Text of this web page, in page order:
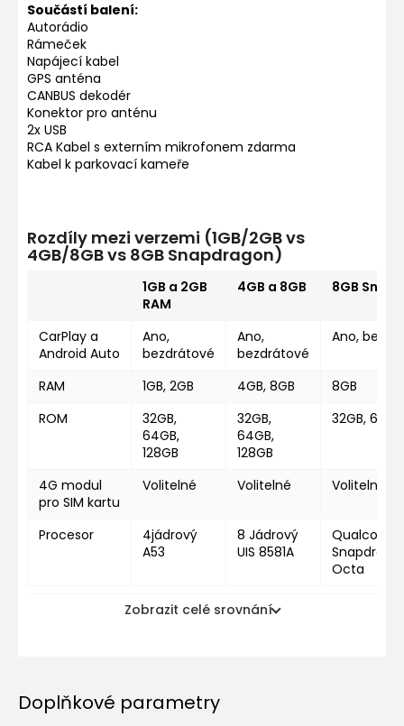
Součástí balení:
Autorádio
Rámeček
Napájecí kabel
GPS anténa
CANBUS dekodér
Konektor pro anténu
2x USB
RCA Kabel s externím mikrofonem zdarma
Kabel k parkovací kameře
Rozdíly mezi verzemi (1GB/2GB vs
4GB/8GB vs 8GB Snapdragon)
1GB a 2GB
RAM
4GB a 8GB 8GB
CarPlay a
Android Auto
Ano,
bezdrátové
Ano,
bezdrátové
Ano,
RAM 1GB, 2GB 4GB, 8GB
8GB
ROM
32GB,
64GB,
128GB
32GB,
64GB,
128GB
32GB,
4G modul
pro SIM kartu
Volitelné Volitelné Volitelné
Procesor
4jádrový
A53
8 Jádrový
UIS 8581A
Octa
Zobrazit celé srovnání
Doplňkové parametry